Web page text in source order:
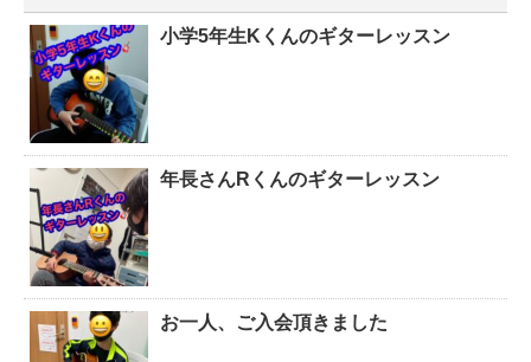
小学5年生Kくんのギターレッスン
年長さんRくんのギターレッスン
お一人、ご入会頂きました